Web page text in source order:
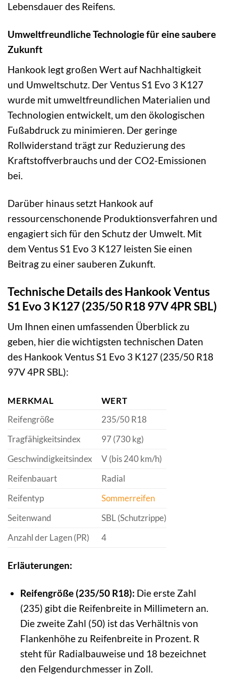
Lebensdauer des Reifens.
Umweltfreundliche Technologie für eine saubere
Zukunft
Hankook legt großen Wert auf Nachhaltigkeit
und Umweltschutz. Der Ventus S1 Evo 3 K127
wurde mit umweltfreundlichen Materialien und
Technologien entwickelt, um den ökologischen
Fußabdruck zu minimieren. Der geringe
Rollwiderstand trägt zur Reduzierung des
Kraftstoffverbrauchs und der CO2-Emissionen
bei.
Darüber hinaus setzt Hankook auf
ressourcenschonende Produktionsverfahren und
engagiert sich für den Schutz der Umwelt. Mit
dem Ventus S1 Evo 3 K127 leisten Sie einen
Beitrag zu einer sauberen Zukunft.
Technische Details des Hankook Ventus
S1 Evo 3 K127 (235/50 R18 97V 4PR SBL)
Um Ihnen einen umfassenden Überblick zu
geben, hier die wichtigsten technischen Daten
des Hankook Ventus S1 Evo 3 K127 (235/50 R18
97V 4PR SBL):
MERKMAL
WERT
Reifengröße
235/50 R18
Tragfähigkeitsindex
97 (730 kg)
Geschwindigkeitsindex
V (bis 240 km/h)
Reifenbauart
Radial
Reifentyp
Sommerreifen
Seitenwand
SBL (Schutzrippe)
Anzahl der Lagen (PR)
4
Erläuterungen:
Reifengröße (235/50 R18): Die erste Zahl
(235) gibt die Reifenbreite in Millimetern an.
Die zweite Zahl (50) ist das Verhältnis von
Flankenhöhe zu Reifenbreite in Prozent. R
steht für Radialbauweise und 18 bezeichnet
den Felgendurchmesser in Zoll.